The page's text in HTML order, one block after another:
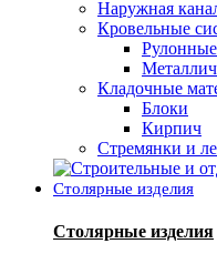
Наружная
Кровельные
Кладочные
Блоки
Кирпич
Стремянки и
Столярные изделия
Столярные изделия